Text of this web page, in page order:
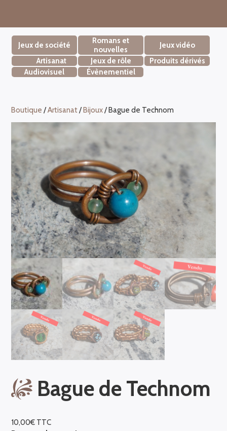
Jeux de société
Romans et
nouvelles
Jeux vidéo
Artisanat
Jeux de rôle
Produits dérivés
Audiovisuel
Évènementiel
Boutique /Artisanat/Bijoux/ Bague de Technom
Bague de Technom
10,00€ TTC